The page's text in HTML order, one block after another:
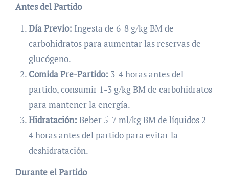
Antes del Partido
Día Previo: Ingesta de 6-8 g/kg BM de
carbohidratos para aumentar las reservas de
glucógeno.
Comida Pre-Partido: 3-4 horas antes del
partido, consumir 1-3 g/kg BM de carbohidratos
para mantener la energía.
Hidratación: Beber 5-7 ml/kg BM de líquidos 2-
4 horas antes del partido para evitar la
deshidratación.
Durante el Partido